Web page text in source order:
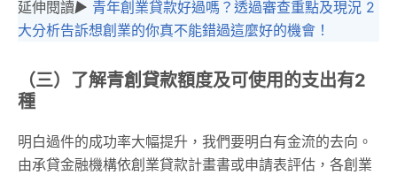
延伸閱讀▶︎ 青年創業貸款好過嗎？透過審查重點及現況 2
大分析告訴想創業的你真不能錯過這麼好的機會！
（三）了解青創貸款額度及可使用的支出有2
種
明白過件的成功率大幅提升，我們要明白有金流的去向。
由承貸金融機構依創業貸款計畫書或申請表評估，各創業